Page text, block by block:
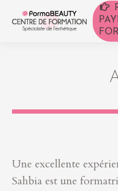
Une excellente
Sahbia est une